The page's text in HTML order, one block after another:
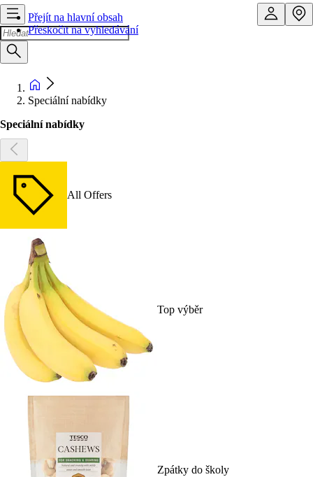
Přejít na hlavní obsah
Přeskočit na vyhledávání
Speciální nabídky
Speciální nabídky
All Offers
Top výběr
Zpátky do školy